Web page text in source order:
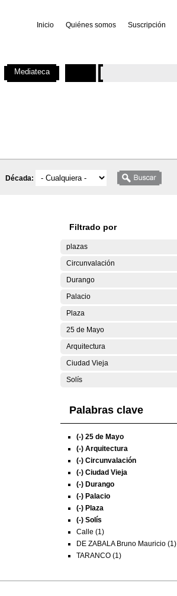
Inicio Quiénes somos Suscripción
Década:
Filtrado por
plazas
Circunvalación
Durango
Palacio
Plaza
25 de Mayo
Arquitectura
Ciudad Vieja
Solís
Palabras clave
(-) 25 de Mayo
(-) Arquitectura
(-) Circunvalación
(-) Ciudad Vieja
(-) Durango
(-) Palacio
(-) Plaza
(-) Solís
Calle (1)
DE ZABALA Bruno Mauricio (1)
TARANCO (1)
Mediateca